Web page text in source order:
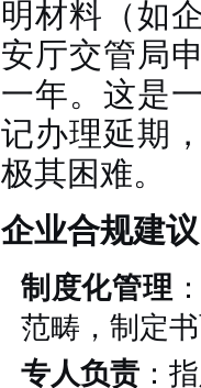
明材料（如
安厅交管局
一年。这是
记办理延期
极其困难。
企业合规建议
制度化管理
范畴，制定
专人负责 ：